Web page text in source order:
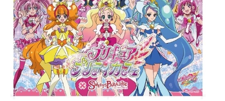
企業向けIT製品の総合サイト
IT製品の技術・比較・事例
製造業のIT導入・活用を支援
モノづくり技術者専門サイト
エレクトロニクス専門サイト